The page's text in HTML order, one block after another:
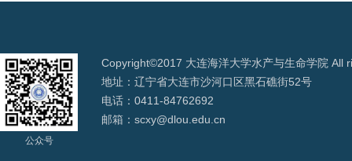
公众号
Copyright©2017 大连海洋大学水产与生命学院 All
地址：辽宁省大连市沙河口区黑石礁街52号
电话：0411-84762692
邮箱：scxy@dlou.edu.cn